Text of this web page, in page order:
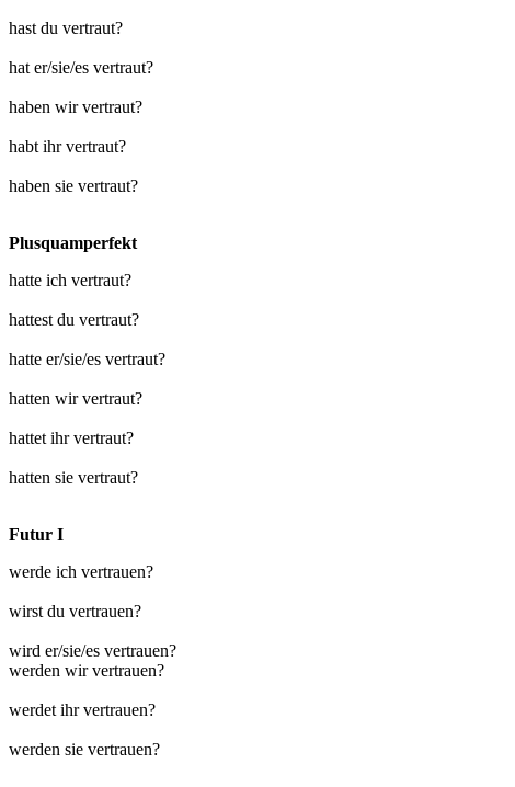
hast du vertraut?
hat er/sie/es vertraut?
haben wir vertraut?
habt ihr vertraut?
haben sie vertraut?
Plusquamperfekt
hatte ich vertraut?
hattest du vertraut?
hatte er/sie/es vertraut?
hatten wir vertraut?
hattet ihr vertraut?
hatten sie vertraut?
Futur I
werde ich vertrauen?
wirst du vertrauen?
wird er/sie/es vertrauen?
werden wir vertrauen?
werdet ihr vertrauen?
werden sie vertrauen?